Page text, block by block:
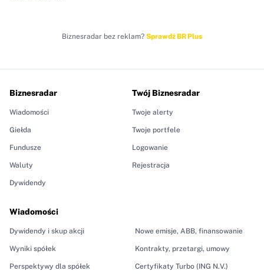
Biznesradar bez reklam? Sprawdź BR Plus
Biznesradar
Wiadomości
Giełda
Fundusze
Waluty
Dywidendy
Wiadomości
Dywidendy i skup akcji
Wyniki spółek
Perspektywy dla spółek
Nowe emisje, ABB, finansowanie
Kontrakty, przetargi, umowy
Certyfikaty Turbo (ING N.V.)
Twój Biznesradar
Twoje alerty
Twoje portfele
Logowanie
Rejestracja